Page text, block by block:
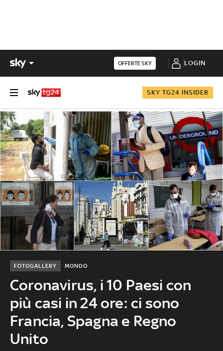
OFFERTE SKY LOGIN
SKY TG24 INSIDER
Coronavirus, i 10 Paesi con
più casi in 24 ore: ci sono
Francia, Spagna e Regno
Unito
MONDO
FOTOGALLERY